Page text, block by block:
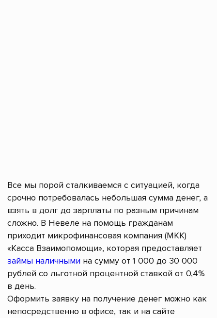
Все мы порой сталкиваемся с ситуацией, когда
срочно потребовалась небольшая сумма денег, а
взять в долг до зарплаты по разным причинам
сложно. В Невеле на помощь гражданам
приходит микрофинансовая компания (МКК)
«Касса Взаимопомощи», которая предоставляет
займы наличными на сумму от 1 000 до 30 000
рублей со льготной процентной ставкой от 0,4%
в день.
Оформить заявку на получение денег можно как
непосредственно в офисе, так и на сайте